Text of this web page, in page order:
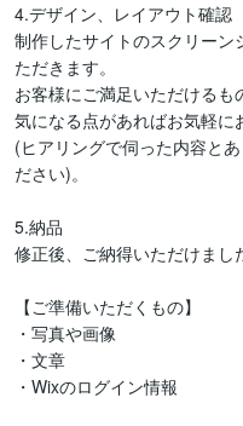
4.デザイン、レイアウト確認
制作したサイトのスクリー
ただきます。
お客様にご満足いただける
気になる点があればお気軽に
(ヒアリングで伺った内容と
ださい)。
5.納品
修正後、ご納得いただけまし
【ご準備いただくもの】
・写真や画像
・文章
・Wixのログイン情報